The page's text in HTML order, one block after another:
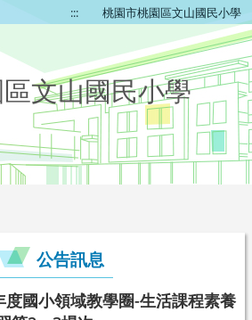
::: 桃園市桃園區文山國民小學
文山國民小學
公告訊息
國小領域教學圈-生活課程素養